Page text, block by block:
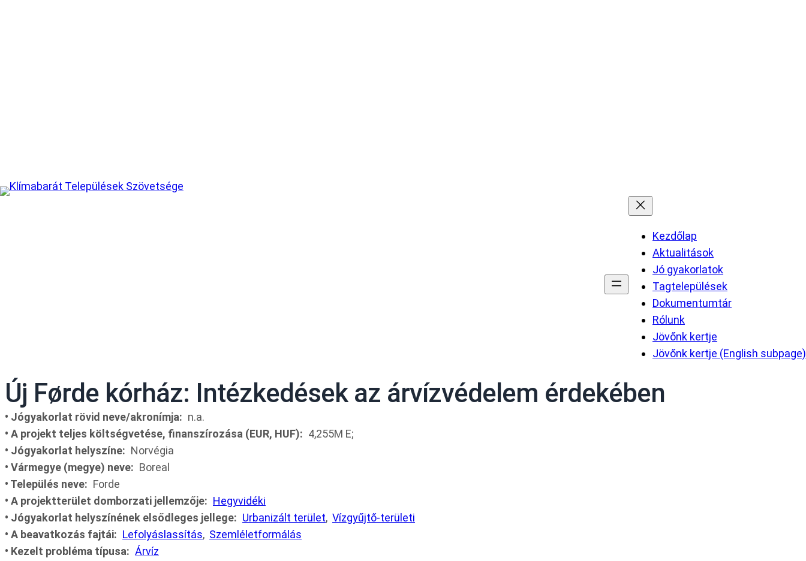
Kezdőlap
Aktualitások
Jó gyakorlatok
Tagtelepülések
Dokumentumtár
Rólunk
Jövőnk kertje
Jövőnk kertje (English subpage)
Új Førde kórház: Intézkedések az árvízvédelem érdekében
Jógyakorlat rövid neve/akronímja
n.a.
• A projekt teljes költségvetése, finanszírozása (EUR, HUF): 4,255M E;
Jógyakorlat helyszíne
Norvégia
Vármegye (megye) neve
Boreal
Település neve
Forde
A projektterület domborzati jellemzője
Hegyvidéki
Jógyakorlat helyszínének elsődleges jellege
Urbanizált terület Vízgyűjtő-területi
A beavatkozás fajtái
Lefolyáslassítás
Szemléletformálás
Kezelt probléma típusa
Árvíz